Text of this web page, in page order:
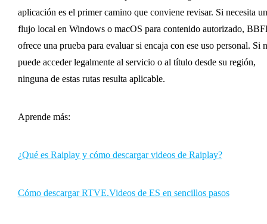
aplicación es el primer camino que conviene revisar. Si necesita un
flujo local en Windows o macOS para contenido autorizado,
ofrece una prueba para evaluar si encaja con ese uso personal. Si
puede acceder legalmente al servicio o al título desde su región,
ninguna de estas rutas resulta aplicable.
Aprende más:
¿Qué es Raiplay y cómo descargar videos de Raiplay?
Cómo descargar RTVE.Videos de ES en sencillos pasos